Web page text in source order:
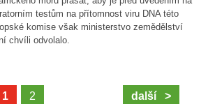
testům na přítomnost viru DNA této
komise však ministerstvo zemědělství
chvíli odvolalo.
1 2 další >